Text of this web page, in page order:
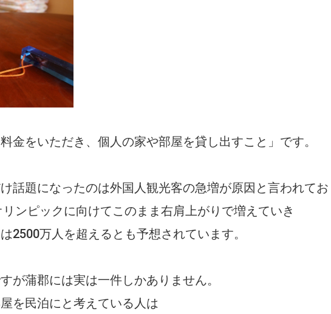
金をいただき、個人の家や部屋を貸し出すこと」です。
話題になったのは外国人観光客の急増が原因と言われて
ンピックに向けてこのまま右肩上がりで増えていき
2500万人を超えるとも予想されています。
が蒲郡には実は一件しかありません。
を民泊にと考えている人は